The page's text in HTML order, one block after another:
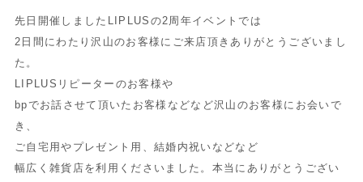
先日開催しましたLIPLUSの2周年イベントでは
2日間にわたり沢山のお客様にご来店頂きありがとうございまし
た。
LIPLUSリピーターのお客様や
bpでお話させて頂いたお客様などなど沢山のお客様にお会いで
き、
ご自宅用やプレゼント用、結婚内祝いなどなど
幅広く雑貨店を利用くださいました。本当にありがとうござい